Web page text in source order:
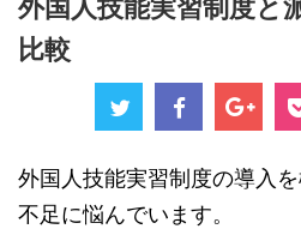
外国人技能実習制度と
比較
外国人技能実習制度の導入
不足に悩んでいます。